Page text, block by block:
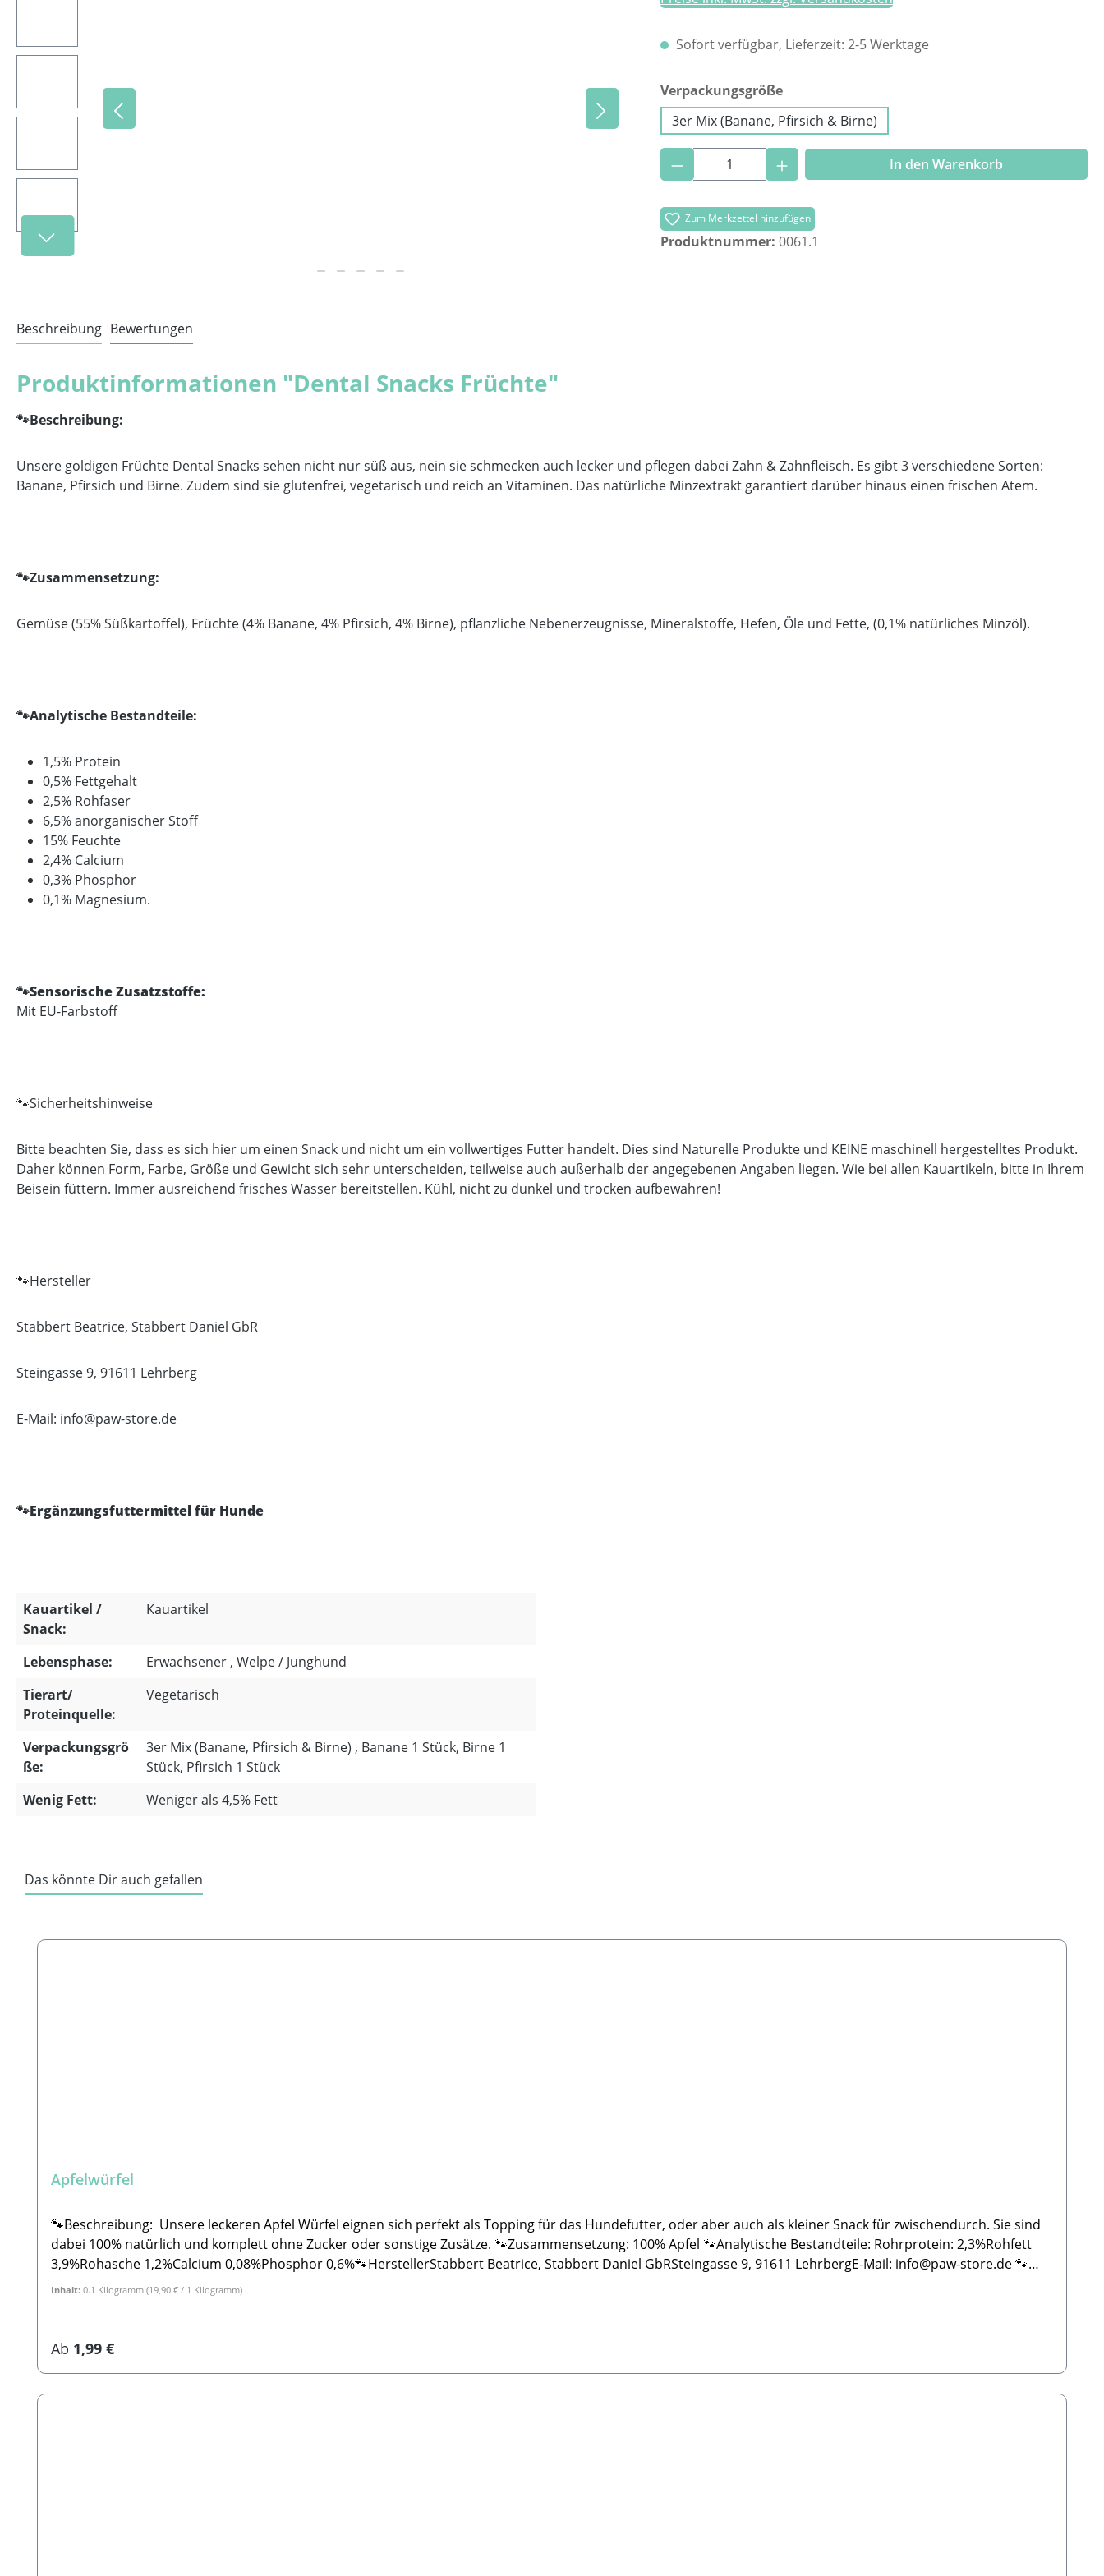
Sofort verfügbar, Lieferzeit: 2-5 Werktage
Verpackungsgrößeauswählen
3er Mix (Banane, Pfirsich & Birne)
Produkt Anzahl: Gib den gewünschten Wert
In den Warenkorb
Zum Merkzettel hinzufügen
Produktnummer: 0061.1
Beschreibung Bewertungen
Produktinformationen "Dental Snacks Früchte"
🐾Beschreibung:
Unsere goldigen Früchte Dental Snacks sehen nicht nur süß aus, nein sie schmecken auch lecker und pflegen dabei Zahn & Zahnfleisch. Es gibt 3 verschiedene Sorten:
Banane, Pfirsich und Birne. Zudem sind sie glutenfrei, vegetarisch und reich an Vitaminen. Das natürliche Minzextrakt garantiert darüber hinaus einen frischen Atem.
🐾Zusammensetzung:
Gemüse (55% Süßkartoffel), Früchte (4% Banane, 4% Pfirsich, 4% Birne), pflanzliche Nebenerzeugnisse, Mineralstoffe, Hefen, Öle und Fette, (0,1% natürliches Minzöl).
🐾Analytische Bestandteile:
1,5% Protein
0,5% Fettgehalt
2,5% Rohfaser
6,5% anorganischer Stoff
15% Feuchte
2,4% Calcium
0,3% Phosphor
0,1% Magnesium.
🐾Sensorische Zusatzstoffe:
Mit EU-Farbstoff
🐾Sicherheitshinweise
Bitte beachten Sie, dass es sich hier um einen Snack und nicht um ein vollwertiges Futter handelt. Dies sind Naturelle Produkte und KEINE maschinell hergestelltes Produkt.
Daher können Form, Farbe, Größe und Gewicht sich sehr unterscheiden, teilweise auch außerhalb der angegebenen Angaben liegen. Wie bei allen Kauartikeln, bitte in Ihrem
Beisein füttern. Immer ausreichend frisches Wasser bereitstellen. Kühl, nicht zu dunkel und trocken aufbewahren!
🐾Hersteller
Stabbert Beatrice, Stabbert Daniel GbR
Steingasse 9, 91611 Lehrberg
E-Mail: info@paw-store.de
🐾Ergänzungsfuttermittel für Hunde
Kauartikel /
Snack:
Kauartikel
Lebensphase:
Erwachsener , Welpe / Junghund
Tierart/
Proteinquelle:
Vegetarisch
Verpackungsgrö
ße:
3er Mix (Banane, Pfirsich & Birne) , Banane 1 Stück, Birne 1
Stück, Pfirsich 1 Stück
Wenig Fett:
Weniger als 4,5% Fett
Das könnte Dir auch gefallen
Apfelwürfel
🐾Beschreibung: Unsere leckeren Apfel Würfel eignen sich perfekt als Topping für das Hundefutter, oder aber auch als kleiner Snack für zwischendurch. Sie sind
dabei 100% natürlich und komplett ohne Zucker oder sonstige Zusätze. 🐾Zusammensetzung: 100% Apfel 🐾Analytische Bestandteile: Rohrprotein: 2,3%Rohfett
3,9%Rohasche 1,2%Calcium 0,08%Phosphor 0,6%🐾HerstellerStabbert Beatrice, Stabbert Daniel GbRSteingasse 9, 91611 LehrbergE-Mail: info@paw-store.de 🐾
Ergänzungsmittel für Hunde
Inhalt: 0.1 Kilogramm (19,90 € / 1 Kilogramm)
Regulärer Preis:
Ab 1,99 €